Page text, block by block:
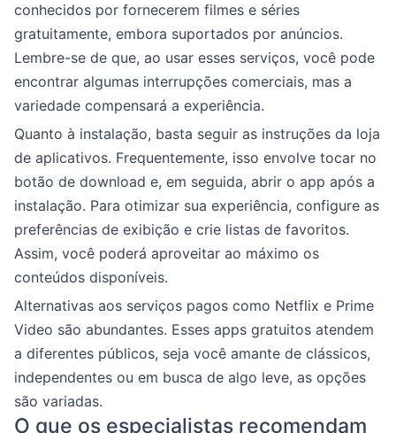
conhecidos por fornecerem filmes e séries
gratuitamente, embora suportados por anúncios.
Lembre-se de que, ao usar esses serviços, você pode
encontrar algumas interrupções comerciais, mas a
variedade compensará a experiência.
Quanto à instalação, basta seguir as instruções da loja
de aplicativos. Frequentemente, isso envolve tocar no
botão de download e, em seguida, abrir o app após a
instalação. Para otimizar sua experiência, configure as
preferências de exibição e crie listas de favoritos.
Assim, você poderá aproveitar ao máximo os
conteúdos disponíveis.
Alternativas aos serviços pagos como Netflix e Prime
Video são abundantes. Esses apps gratuitos atendem
a diferentes públicos, seja você amante de clássicos,
independentes ou em busca de algo leve, as opções
são variadas.
O que os especialistas recomendam